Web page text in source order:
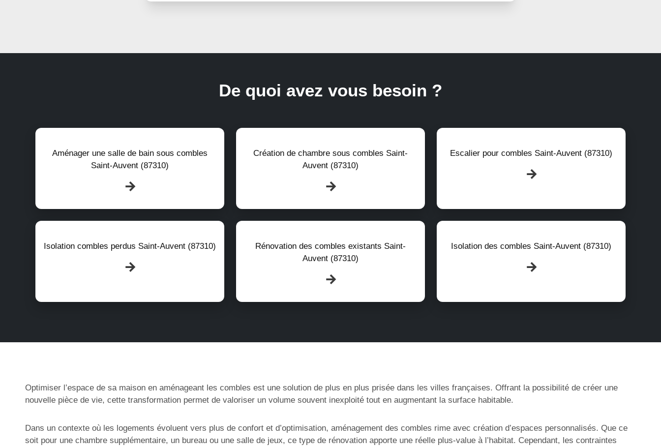
De quoi avez vous besoin ?
Aménager une salle de bain sous combles
Saint-Auvent (87310)
Création de chambre sous combles Saint-
Auvent (87310)
Escalier pour combles Saint-Auvent (87310)
Isolation combles perdus Saint-Auvent (87310)
Rénovation des combles existants Saint-
Auvent (87310)
Isolation des combles Saint-Auvent (87310)
Optimiser l’espace de sa maison en aménageant les combles est une solution de plus en plus prisée dans les villes françaises. Offrant la possibilité de créer une
nouvelle pièce de vie, cette transformation permet de valoriser un volume souvent inexploité tout en augmentant la surface habitable.
Dans un contexte où les logements évoluent vers plus de confort et d’optimisation, aménagement des combles rime avec création d’espaces personnalisés. Que ce
soit pour une chambre supplémentaire, un bureau ou une salle de jeux, ce type de rénovation apporte une réelle plus-value à l’habitat. Cependant, les contraintes